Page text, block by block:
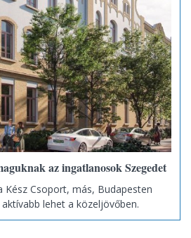
az ingatlanosok Szegedet
Kész Csoport, más, Budapesten
lehet a közeljövőben.